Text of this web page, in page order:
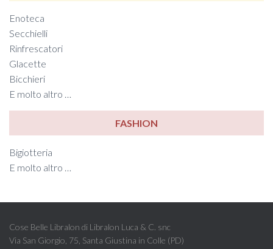
Enoteca
Secchielli
Rinfrescatori
Glacette
Bicchieri
E molto altro …
FASHION
Bigiotteria
E molto altro …
Cose Belle Libralon di Libralon Luca & C. snc
Via San Giorgio, 75, Santa Giustina in Colle (PD)